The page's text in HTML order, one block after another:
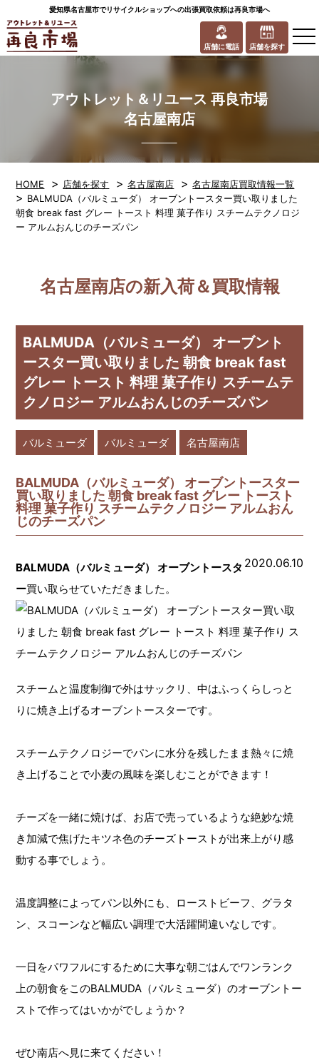
愛知県名古屋市でリサイクルショップへの出張買取依頼は再良市場へ
店舗に電話 店舗を探す
アウトレット＆リユース 再良市場
名古屋南店
HOME > 店舗を探す >名古屋南店 >名古屋南店買取情報一覧
> BALMUDA（バルミューダ） オーブントースター買い取りました
朝食 break fast グレー トースト 料理 菓子作り スチームテクノロジ
ー アルムおんじのチーズパン
名古屋南店の新入荷＆買取情報
BALMUDA（バルミューダ） オーブント
ースター買い取りました 朝食 break fast
グレー トースト 料理 菓子作り スチームテ
クノロジー アルムおんじのチーズパン
バルミューダ バルミューダ 名古屋南店
BALMUDA（バルミューダ） オーブントースター
買い取りました 朝食 break fast グレー トースト
料理 菓子作り スチームテクノロジー アルムおん
じのチーズパン
2020.06.10
BALMUDA（バルミューダ） オーブントースタ
ー買い取らせていただきました。
スチームと温度制御で外はサックリ、中はふっくらしっと
りに焼き上げるオーブントースターです。
スチームテクノロジーでパンに水分を残したまま熱々に焼
き上げることで小麦の風味を楽しむことができます！
チーズを一緒に焼けば、お店で売っているような絶妙な焼
き加減で焦げたキツネ色のチーズトーストが出来上がり感
動する事でしょう。
温度調整によってパン以外にも、ローストビーフ、グラタ
ン、スコーンなど幅広い調理で大活躍間違いなしです。
一日をパワフルにするために大事な朝ごはんでワンランク
上の朝食をこのBALMUDA（バルミューダ）のオーブントー
ストで作ってはいかがでしょうか？
ぜひ南店へ見に来てください！